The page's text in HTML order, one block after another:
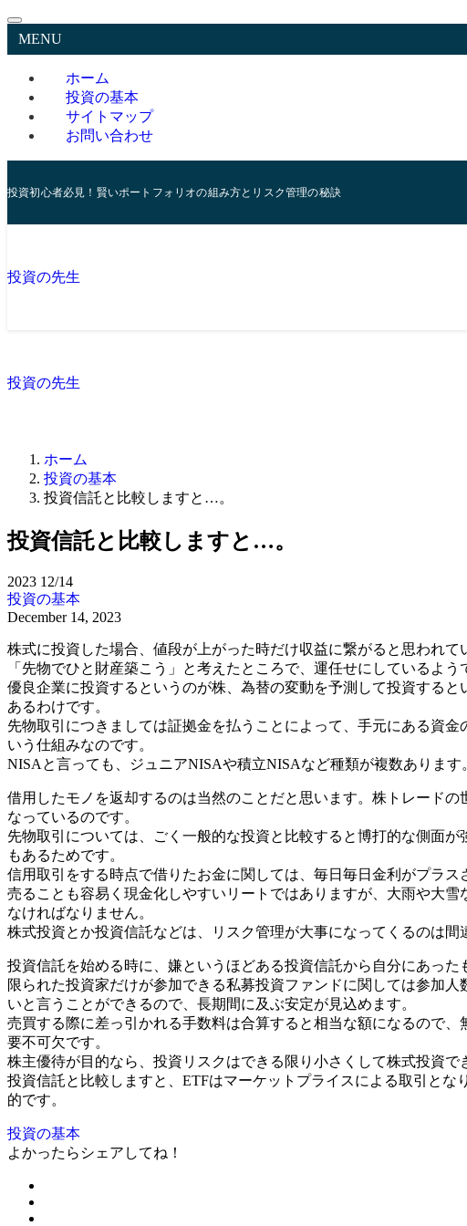
MENU
ホーム
投資の基本
サイトマップ
お問い合わせ
投資初心者必見！賢いポートフォリオの組み方とリスク管理の秘訣
投資の先生
投資の先生
ホーム
投資の基本
投資信託と比較しますと…。
投資信託と比較しますと…。
2023 12/14
投資の基本
December 14, 2023
株式に投資した場合、値段が上がった時だけ収益に繋がると思われ
「先物でひと財産築こう」と考えたところで、運任せにしているよ
優良企業に投資するというのが株、為替の変動を予測して投資する
あるわけです。
先物取引につきましては証拠金を払うことによって、手元にある資
いう仕組みなのです。
NISAと言っても、ジュニアNISAや積立NISAなど種類が複数ありま
借用したモノを返却するのは当然のことだと思います。株トレード
なっているのです。
先物取引については、ごく一般的な投資と比較すると博打的な側面
もあるためです。
信用取引をする時点で借りたお金に関しては、毎日毎日金利がプラ
売ることも容易く現金化しやすいリートではありますが、大雨や大
なければなりません。
株式投資とか投資信託などは、リスク管理が大事になってくるのは
投資信託を始める時に、嫌というほどある投資信託から自分にあっ
限られた投資家だけが参加できる私募投資ファンドに関しては参加
いと言うことができるので、長期間に及ぶ安定が見込めます。
売買する際に差っ引かれる手数料は合算すると相当な額になるので
要不可欠です。
株主優待が目的なら、投資リスクはできる限り小さくして株式投資
投資信託と比較しますと、ETFはマーケットプライスによる取引と
的です。
投資の基本
よかったらシェアしてね！